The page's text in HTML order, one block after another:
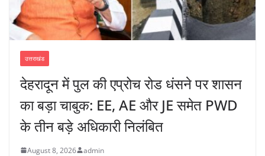
उत्तराखंड
देहरादून में पुल की एप्रोच रोड धंसने पर शासन
का बड़ा चाबुक: EE, AE और JE समेत PWD
के तीन बड़े अधिकारी निलंबित
August 8, 2026 admin